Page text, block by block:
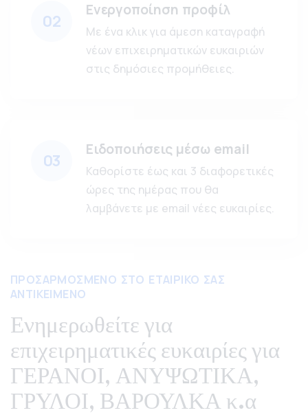
02
Ενεργοποίηση προφίλ
Με ένα κλικ για άμεση καταγραφή
νέων επιχειρηματικών ευκαιριών
στις δημόσιες προμήθειες.
03
Ειδοποιήσεις μέσω email
Καθορίστε έως και 3 διαφορετικές
ώρες της ημέρας που θα
λαμβάνετε με email νέες ευκαιρίες.
ΠΡΟΣΑΡΜΟΣΜΕΝΟ ΣΤΟ ΕΤΑΙΡΙΚΟ ΣΑΣ
ΑΝΤΙΚΕΙΜΕΝΟ
Ενημερωθείτε για
επιχειρηματικές ευκαιρίες για
ΓΕΡΑΝΟΙ, ΑΝΥΨΩΤΙΚΑ,
ΓΡΥΛΟΙ, ΒΑΡΟΥΛΚΑ κ.α